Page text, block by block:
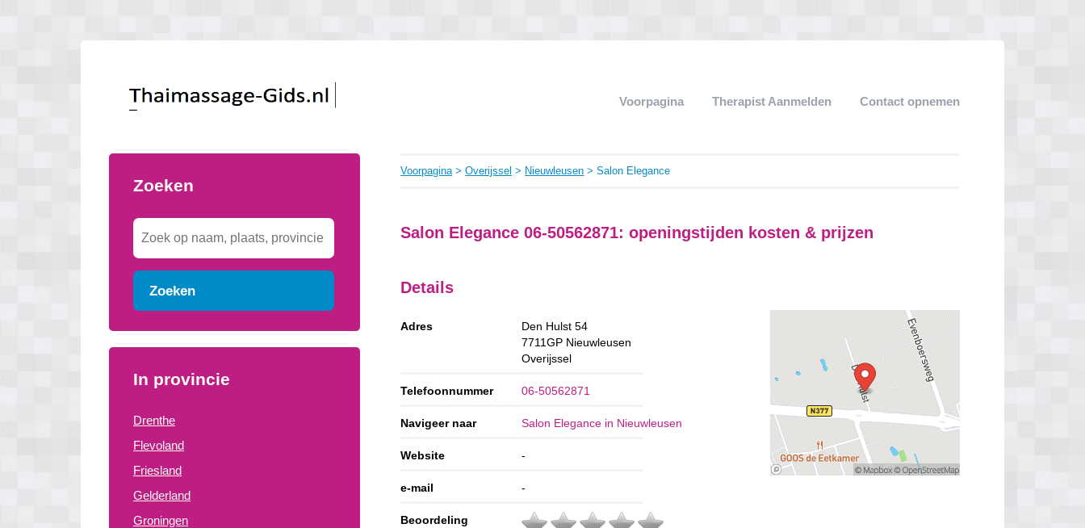
Voorpagina Therapist Aanmelden Contact opnemen
Zoeken
Zoeken
In provincie
Drenthe
Flevoland
Friesland
Gelderland
Groningen
Voorpagina>Overijssel > Nieuwleusen > Salon Elegance
Salon Elegance 06-50562871: openingstijden kosten & prijzen
Details
Adres
Den Hulst 54
7711GP Nieuwleusen
Overijssel
Telefoonnummer 06-50562871
Navigeer naar Salon Elegance in Nieuwleusen
Website -
e-mail -
Beoordeling